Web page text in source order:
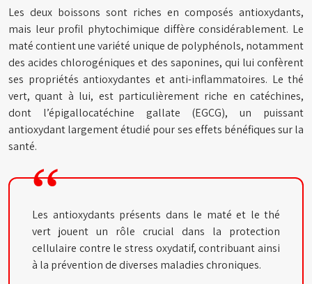
Les deux boissons sont riches en composés antioxydants,
mais leur profil phytochimique diffère considérablement. Le
maté contient une variété unique de polyphénols, notamment
des acides chlorogéniques et des saponines, qui lui confèrent
ses propriétés antioxydantes et anti-inflammatoires. Le thé
vert, quant à lui, est particulièrement riche en catéchines,
dont l’épigallocatéchine gallate (EGCG), un puissant
antioxydant largement étudié pour ses effets bénéfiques sur la
santé.
Les antioxydants présents dans le maté et le thé
vert jouent un rôle crucial dans la protection
cellulaire contre le stress oxydatif, contribuant ainsi
à la prévention de diverses maladies chroniques.